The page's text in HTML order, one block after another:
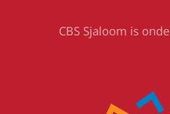
CBS Sjaloom is